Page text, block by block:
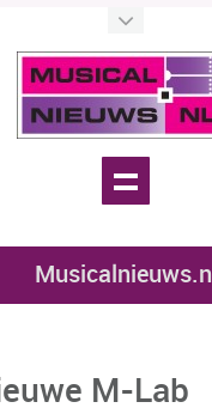
Musicalnieuws.nl
M-Lab